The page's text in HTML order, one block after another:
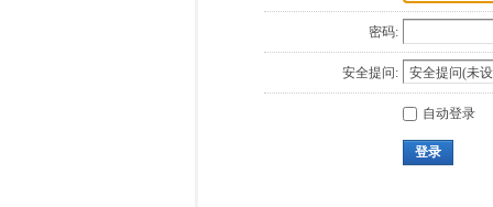
密码:
安全提问:
自动登录
登录